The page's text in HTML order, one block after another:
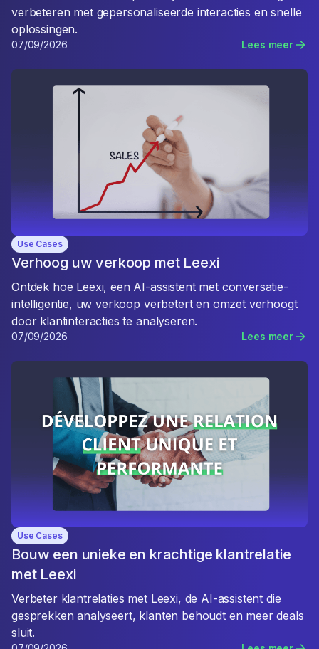
verbeteren met gepersonaliseerde interacties en snelle
oplossingen.
07/09/2026 Lees meer
Use Cases
Verhoog uw verkoop met Leexi
Ontdek hoe Leexi, een AI-assistent met conversatie-
intelligentie, uw verkoop verbetert en omzet verhoogt
door klantinteracties te analyseren.
07/09/2026 Lees meer
Use Cases
Bouw een unieke en krachtige klantrelatie
met Leexi
Verbeter klantrelaties met Leexi, de AI-assistent die
gesprekken analyseert, klanten behoudt en meer deals
sluit.